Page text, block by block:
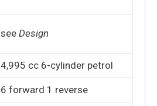
see Design
4,995 cc 6-cylinder petrol
6 forward 1 reverse